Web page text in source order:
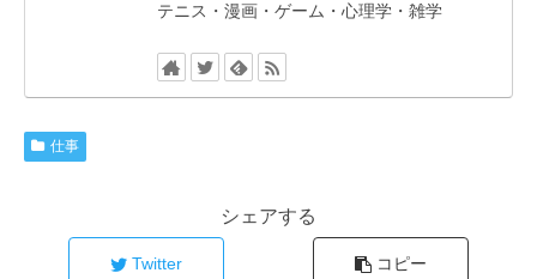
テニス・漫画・ゲーム・心理学・雑学
仕事
シェアする
Twitter コピー